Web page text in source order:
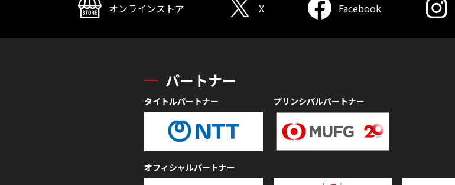
オンラインストア X Facebook
パートナー
タイトルパートナー プリンシパルパートナー
オフィシャルパートナー